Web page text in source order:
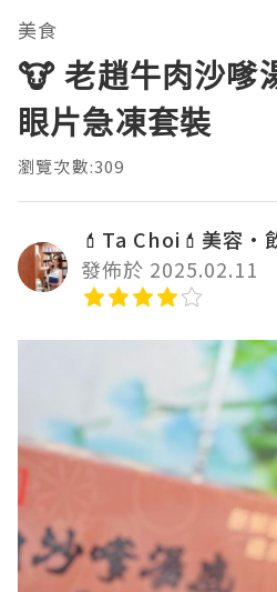
美食
🐮 老趙牛肉沙嗲
眼片急凍套裝
瀏覽次數:309
💄Ta Choi💄美容•
發佈於 2025.02.11